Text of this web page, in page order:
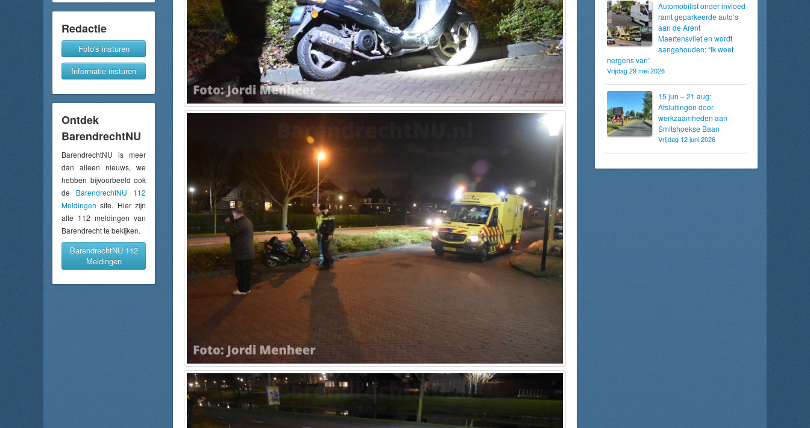
Redactie
Foto's insturen
Informatie insturen
Ontdek
BarendrechtNU
BarendrechtNU is meer
dan alleen nieuws, we
hebben bijvoorbeeld ook
de BarendrechtNU 112
Meldingen site. Hier zijn
alle 112 meldingen van
Barendrecht te bekijken.
BarendrechtNU 112
Meldingen
Automobilist onder invloed
ramt geparkeerde auto’s
aan de Arent
Maertensvliet en wordt
aangehouden: “Ik weet
nergens van”
Vrijdag 29 mei 2026
15 jun – 21 aug:
Afsluitingen door
werkzaamheden aan
Smitshoekse Baan
Vrijdag 12 juni 2026